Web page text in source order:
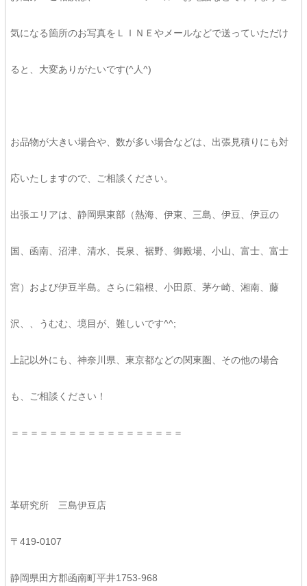
気になる箇所のお写真をＬＩＮＥやメールなどで送っていただけ
ると、大変ありがたいです(^人^)
お品物が大きい場合や、数が多い場合などは、出張見積りにも対
応いたしますので、ご相談ください。
出張エリアは、静岡県東部（熱海、伊東、三島、伊豆、伊豆の
国、函南、沼津、清水、長泉、裾野、御殿場、小山、富士、富士
宮）および伊豆半島。さらに箱根、小田原、茅ケ崎、湘南、藤
沢、、うむむ、境目が、難しいです^^;
上記以外にも、神奈川県、東京都などの関東圏、その他の場合
も、ご相談ください！
＝＝＝＝＝＝＝＝＝＝＝＝＝＝＝＝＝＝
革研究所 三島伊豆店
〒419-0107
静岡県田方郡函南町平井1753-968